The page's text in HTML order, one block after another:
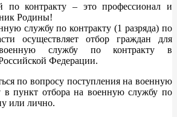
контракту – это профессионал и
Родины!
службу по контракту (1 разряда) по
осуществляет отбор граждан для
службу по контракту в
Федерации.
по вопросу поступления на военную
в пункт отбора на военную службу по
или лично.